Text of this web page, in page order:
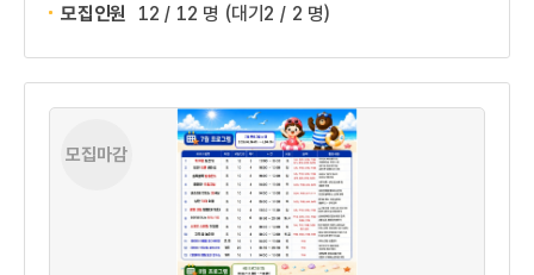
모집인원
12 / 12 명 (대기2 / 2 명)
모집마감